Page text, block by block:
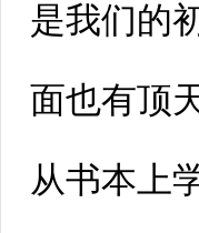
是我们的
面也有顶
从书本上